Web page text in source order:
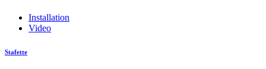
Installation
Video
Stafette